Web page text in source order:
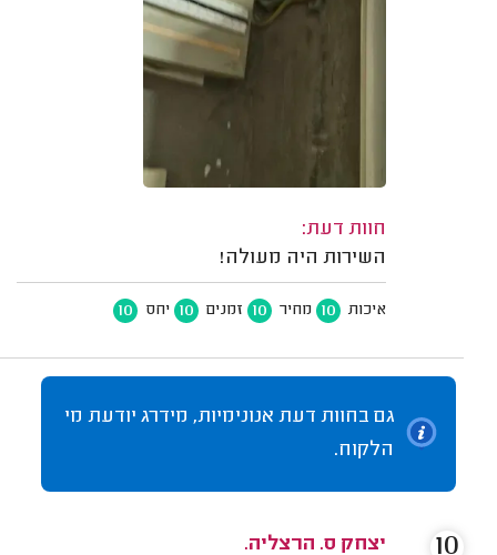
חוות דעת:
השירות היה מעולה!
איכות 10 מחיר 10 זמנים 10 יחס 10
גם בחוות דעת אנונימיות, מידרג יודעת מי
הלקוח.
יצחק ס. הרצליה.
10